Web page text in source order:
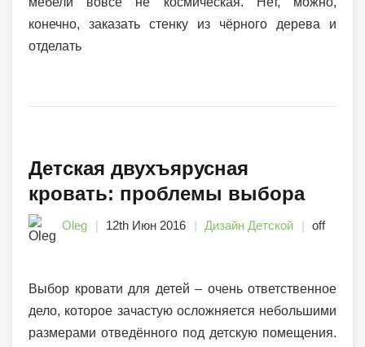
конечно, заказать стенку из чёрного дерева и
отделать
Детская двухъярусная
кровать: проблемы выбора
Oleg 12th Июн 2016 Дизайн Детской off
Выбор кровати для детей – очень ответственное
дело, которое зачастую осложняется небольшими
размерами отведённого под детскую помещения.